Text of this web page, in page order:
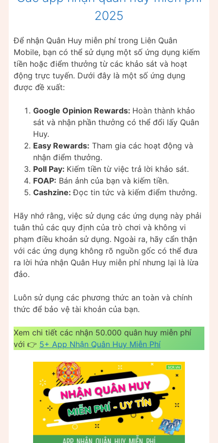
2025
Để nhận Quân Huy miễn phí trong Liên Quân
Mobile, bạn có thể sử dụng một số ứng dụng kiếm
tiền hoặc điểm thưởng từ các khảo sát và hoạt
động trực tuyến. Dưới đây là một số ứng dụng
được đề xuất:
Google Opinion Rewards: Hoàn thành khảo
sát và nhận phần thưởng có thể đổi lấy Quân
Huy.
Easy Rewards: Tham gia các hoạt động và
nhận điểm thưởng.
Poll Pay: Kiếm tiền từ việc trả lời khảo sát.
FOAP: Bán ảnh của bạn và kiếm tiền.
Cashzine:Đọc tin tức và kiếm điểm thưởng.
Hãy nhớ rằng, việc sử dụng các ứng dụng này phải
tuân thủ các quy định của trò chơi và không vi
phạm điều khoản sử dụng. Ngoài ra, hãy cẩn thận
với các ứng dụng không rõ nguồn gốc có thể đưa
ra lời hứa nhận Quân Huy miễn phí nhưng lại là lừa
đảo.
Luôn sử dụng các phương thức an toàn và chính
thức để bảo vệ tài khoản của bạn.
Xem chi tiết các nhận 50.000 quân huy miễn phí
với 👉 5+ App Nhận Quân Huy Miễn Phí